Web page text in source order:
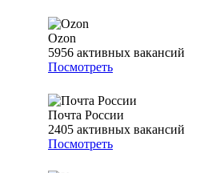
Ozon
5956 активных вакансий
Посмотреть
Почта России
2405 активных вакансий
Посмотреть